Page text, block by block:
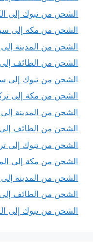
الشحن من تبوك إلى
الشحن من مكة إلى
الشحن من المدينة
الشحن من الطائف
الشحن من تبوك إلى
الشحن من مكة إلى
الشحن من المدينة إلى
الشحن من الطائف إلى
الشحن من تبوك إلى
الشحن من مكة إلى
الشحن من المدينة
الشحن من الطائف
الشحن من تبوك إلى